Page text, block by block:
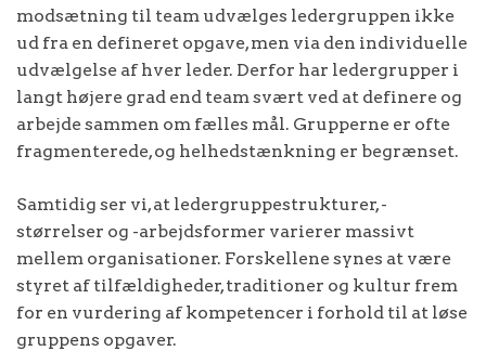
modsætning til team udvælges ledergruppen ikke
ud fra en defineret opgave, men via den individuelle
udvælgelse af hver leder. Derfor har ledergrupper i
langt højere grad end team svært ved at definere og
arbejde sammen om fælles mål. Grupperne er ofte
fragmenterede, og helhedstænkning er begrænset.
Samtidig ser vi, at ledergruppestrukturer, -
størrelser og -arbejdsformer varierer massivt
mellem organisationer. Forskellene synes at være
styret af tilfældigheder, traditioner og kultur frem
for en vurdering af kompetencer i forhold til at løse
gruppens opgaver.